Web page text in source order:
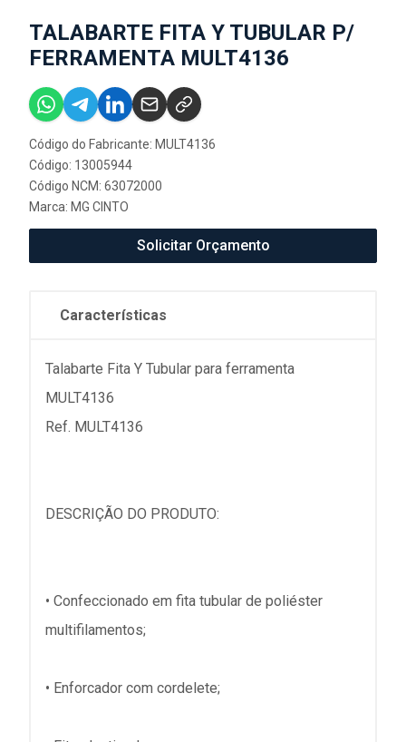
TALABARTE FITA Y TUBULAR P/
FERRAMENTA MULT4136
Código do Fabricante: MULT4136
Código: 13005944
Código NCM: 63072000
Marca: MG CINTO
Solicitar Orçamento
Características
Talabarte Fita Y Tubular para ferramenta
MULT4136
Ref. MULT4136
DESCRIÇÃO DO PRODUTO:
• Confeccionado em fita tubular de poliéster
multifilamentos;
• Enforcador com cordelete;